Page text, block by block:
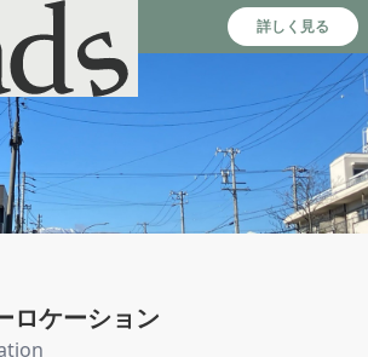
＆記録アプリ 詳しく見る
ロケーション